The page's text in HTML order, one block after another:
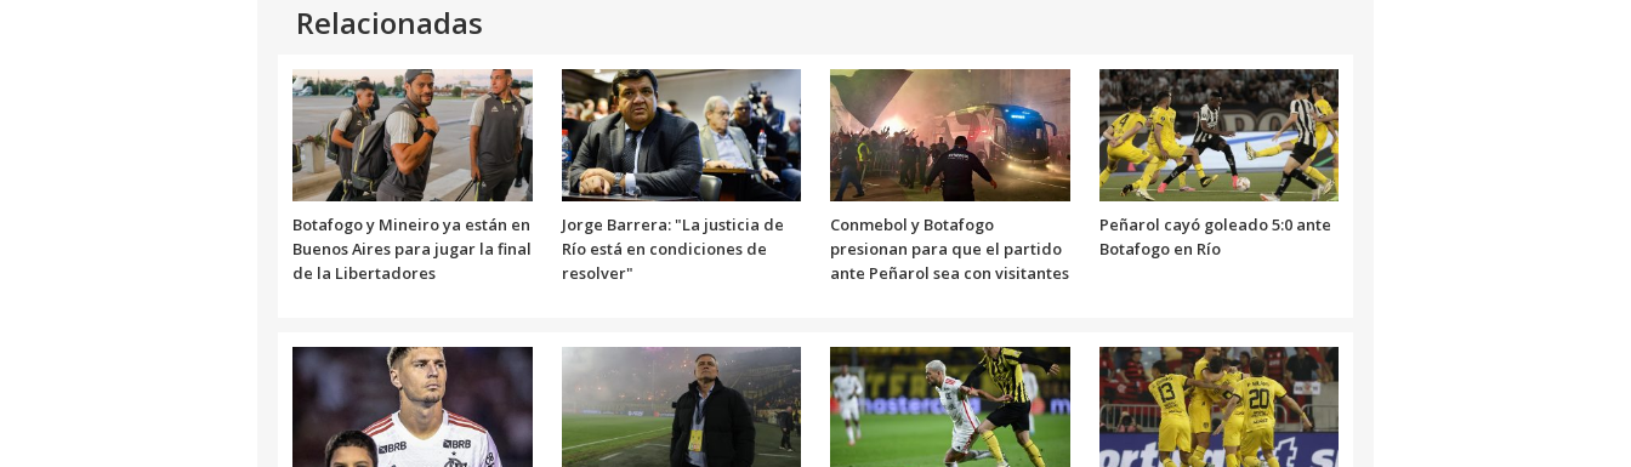
Relacionadas
Botafogo y Mineiro ya están en
Buenos Aires para jugar la final
de la Libertadores
Jorge Barrera: "La justicia de
Río está en condiciones de
resolver"
Conmebol y Botafogo
presionan para que el partido
ante Peñarol sea con visitantes
Peñarol cayó goleado 5:0 ante
Botafogo en Río